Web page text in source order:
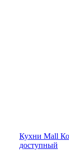
Кухни Mall
доступный